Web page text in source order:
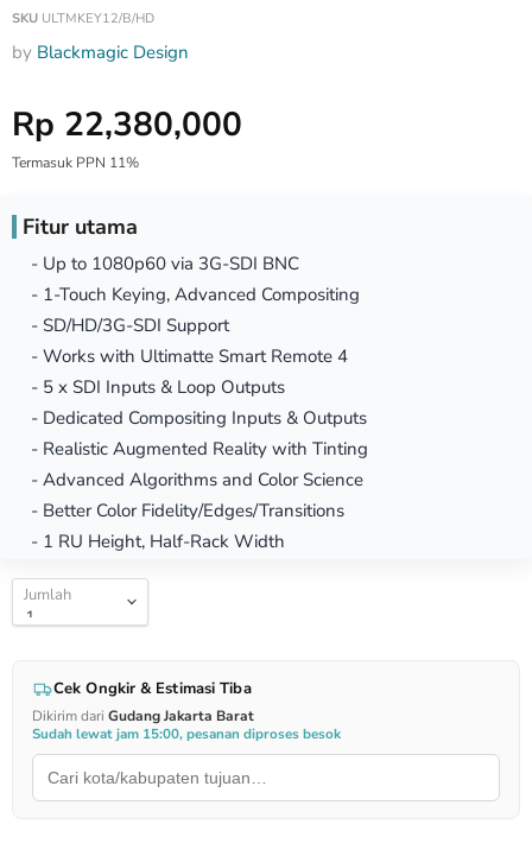
SKU ULTMKEY12/B/HD
by Blackmagic Design
Harga Special
Rp 22,380,000
Termasuk PPN 11%
Fitur utama
- Up to 1080p60 via 3G-SDI BNC
- 1-Touch Keying, Advanced Compositing
- SD/HD/3G-SDI Support
- Works with Ultimatte Smart Remote 4
- 5 x SDI Inputs & Loop Outputs
- Dedicated Compositing Inputs & Outputs
- Realistic Augmented Reality with Tinting
- Advanced Algorithms and Color Science
- Better Color Fidelity/Edges/Transitions
- 1 RU Height, Half-Rack Width
Jumlah
Cek Ongkir & Estimasi Tiba
Dikirim dari Gudang Jakarta Barat
Sudah lewat jam 15:00, pesanan diproses besok